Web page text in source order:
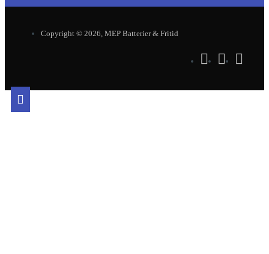
Copyright © 2026, MEP Batterier & Fritid